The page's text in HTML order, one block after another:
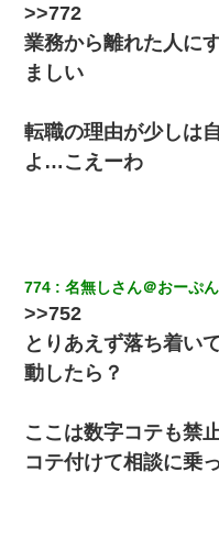
>>772
業務から離れた人に
ましい
転職の理由が少しは
よ…こえーわ
774 名無しさん＠おーぷん
>>752
とりあえず落ち着い
動したら？
ここは数字コテも禁
コテ付けて相談に乗